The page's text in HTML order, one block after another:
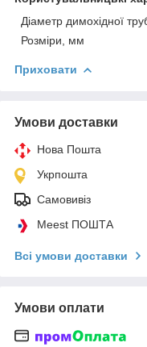
Діаметр димохідної
Розміри, мм
Приховати
Умови доставки
Нова Пошта
Укрпошта
Самовивіз
Meest ПОШТА
Всі умови доставки
Умови оплати